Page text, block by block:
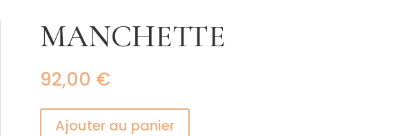
MANCHETTE
92,00 €
Ajouter au panier